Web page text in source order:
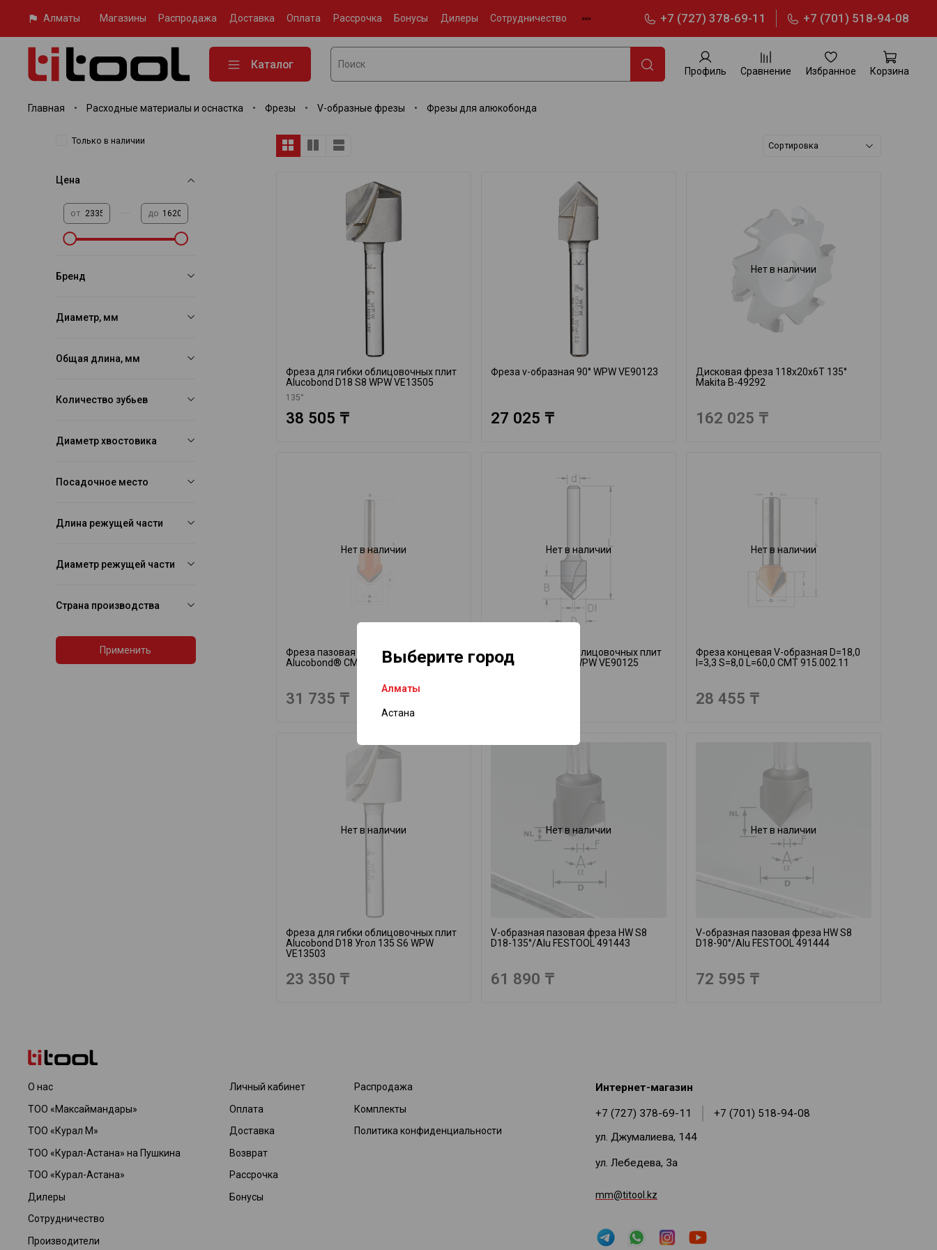
Алматы Магазины Распродажа Доставка Оплата Рассрочка Бонусы Дилеры Сотрудничество +7 (727) 378-69-11 +7 (701) 518-94-08
Каталог
Профиль Сравнение Избранное Корзина
Выберите город
Алматы
Астана
Главная Расходные материалы и оснастка Фрезы V-образные фрезы Фрезы для алюкобонда
Фреза для гибки облицовочных плит
Alucobond D18 S8 WPW VE13505
135°
38 505 ₸
Фреза v-образная 90° WPW VE90123
27 025 ₸
Нет в наличии
Дисковая фреза 118х20х6Т 135°
Makita B-49292
162 025 ₸
Нет в наличии
Фреза пазовая V-образная 90° для
Alucobond® CMT 915.001.11
31 735 ₸
Нет в наличии
Фреза для гибки облицовочных плит
Alucobond D13 S8 WPW VE90125
Нет в наличии
Фреза концевая V-образная D=18,0
I=3,3 S=8,0 L=60,0 CMT 915.002.11
28 455 ₸
Нет в наличии
Фреза для гибки облицовочных плит
Alucobond D18 Угол 135 S6 WPW
VE13503
23 350 ₸
Нет в наличии
V-образная пазовая фреза HW S8
D18-135°/Alu FESTOOL 491443
61 890 ₸
Нет в наличии
V-образная пазовая фреза HW S8
D18-90°/Alu FESTOOL 491444
72 595 ₸
Только в наличии
Цена
от до
Бренд
Диаметр, мм
Общая длина, мм
Количество зубьев
Диаметр хвостовика
Посадочное место
Длина режущей части
Диаметр режущей части
Страна производства
Применить
О нас
ТОО «Максаймандары»
ТОО «Курал М»
ТОО «Курал-Астана» на Пушкина
ТОО «Курал-Астана»
Дилеры
Сотрудничество
Производители
Личный кабинет
Оплата
Доставка
Возврат
Рассрочка
Бонусы
Распродажа
Комплекты
Политика конфиденциальности
Интернет-магазин
+7 (727) 378-69-11
+7 (701) 518-94-08
ул. Джумалиева, 144
ул. Лебедева, 3а
mm@titool.kz